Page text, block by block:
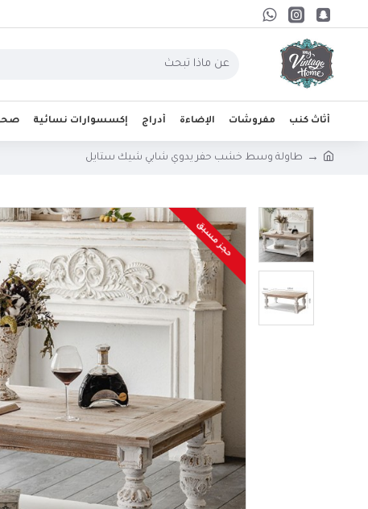
أثاث كنب مفروشات الإضاءة أدراج إكسسوارات نسائية
طاولة وسط خشب حفر يدوي شابي شيك ستايل
حجز مسبق